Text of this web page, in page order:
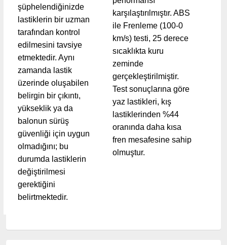
şüphelendiğinizde
lastiklerin bir uzman
tarafından kontrol
edilmesini tavsiye
etmektedir. Aynı
zamanda lastik
üzerinde oluşabilen
belirgin bir çıkıntı,
yükseklik ya da
balonun sürüş
güvenliği için uygun
olmadığını; bu
durumda lastiklerin
değiştirilmesi
gerektiğini
belirtmektedir.
karşılaştırılmıştır. ABS
ile Frenleme (100-0
km/s) testi, 25 derece
sıcaklıkta kuru
zeminde
gerçekleştirilmiştir.
Test sonuçlarına göre
yaz lastikleri, kış
lastiklerinden %44
oranında daha kısa
fren mesafesine sahip
olmuştur.